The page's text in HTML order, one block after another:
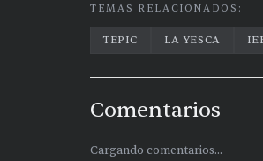
TEMAS RELACIONADOS:
TEPIC LA YESCA
Comentarios
Cargando comentarios...